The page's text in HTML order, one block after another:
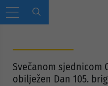
Svečanom sjednicom
obilježen Dan 105.